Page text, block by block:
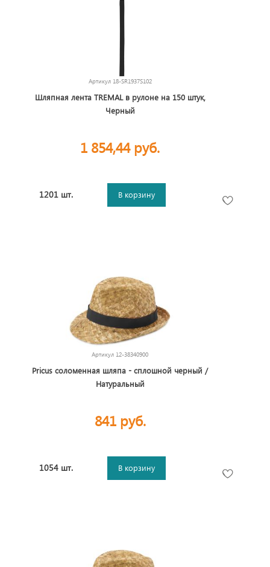
Артикул 18-SR1937S102
Шляпная лента TREMAL в рулоне на 150 штук,
Черный
1 854,44 руб.
1201 шт. В корзину
Артикул 12-38340900
Pricus соломенная шляпа - сплошной черный /
Натуральный
841 руб.
1054 шт. В корзину